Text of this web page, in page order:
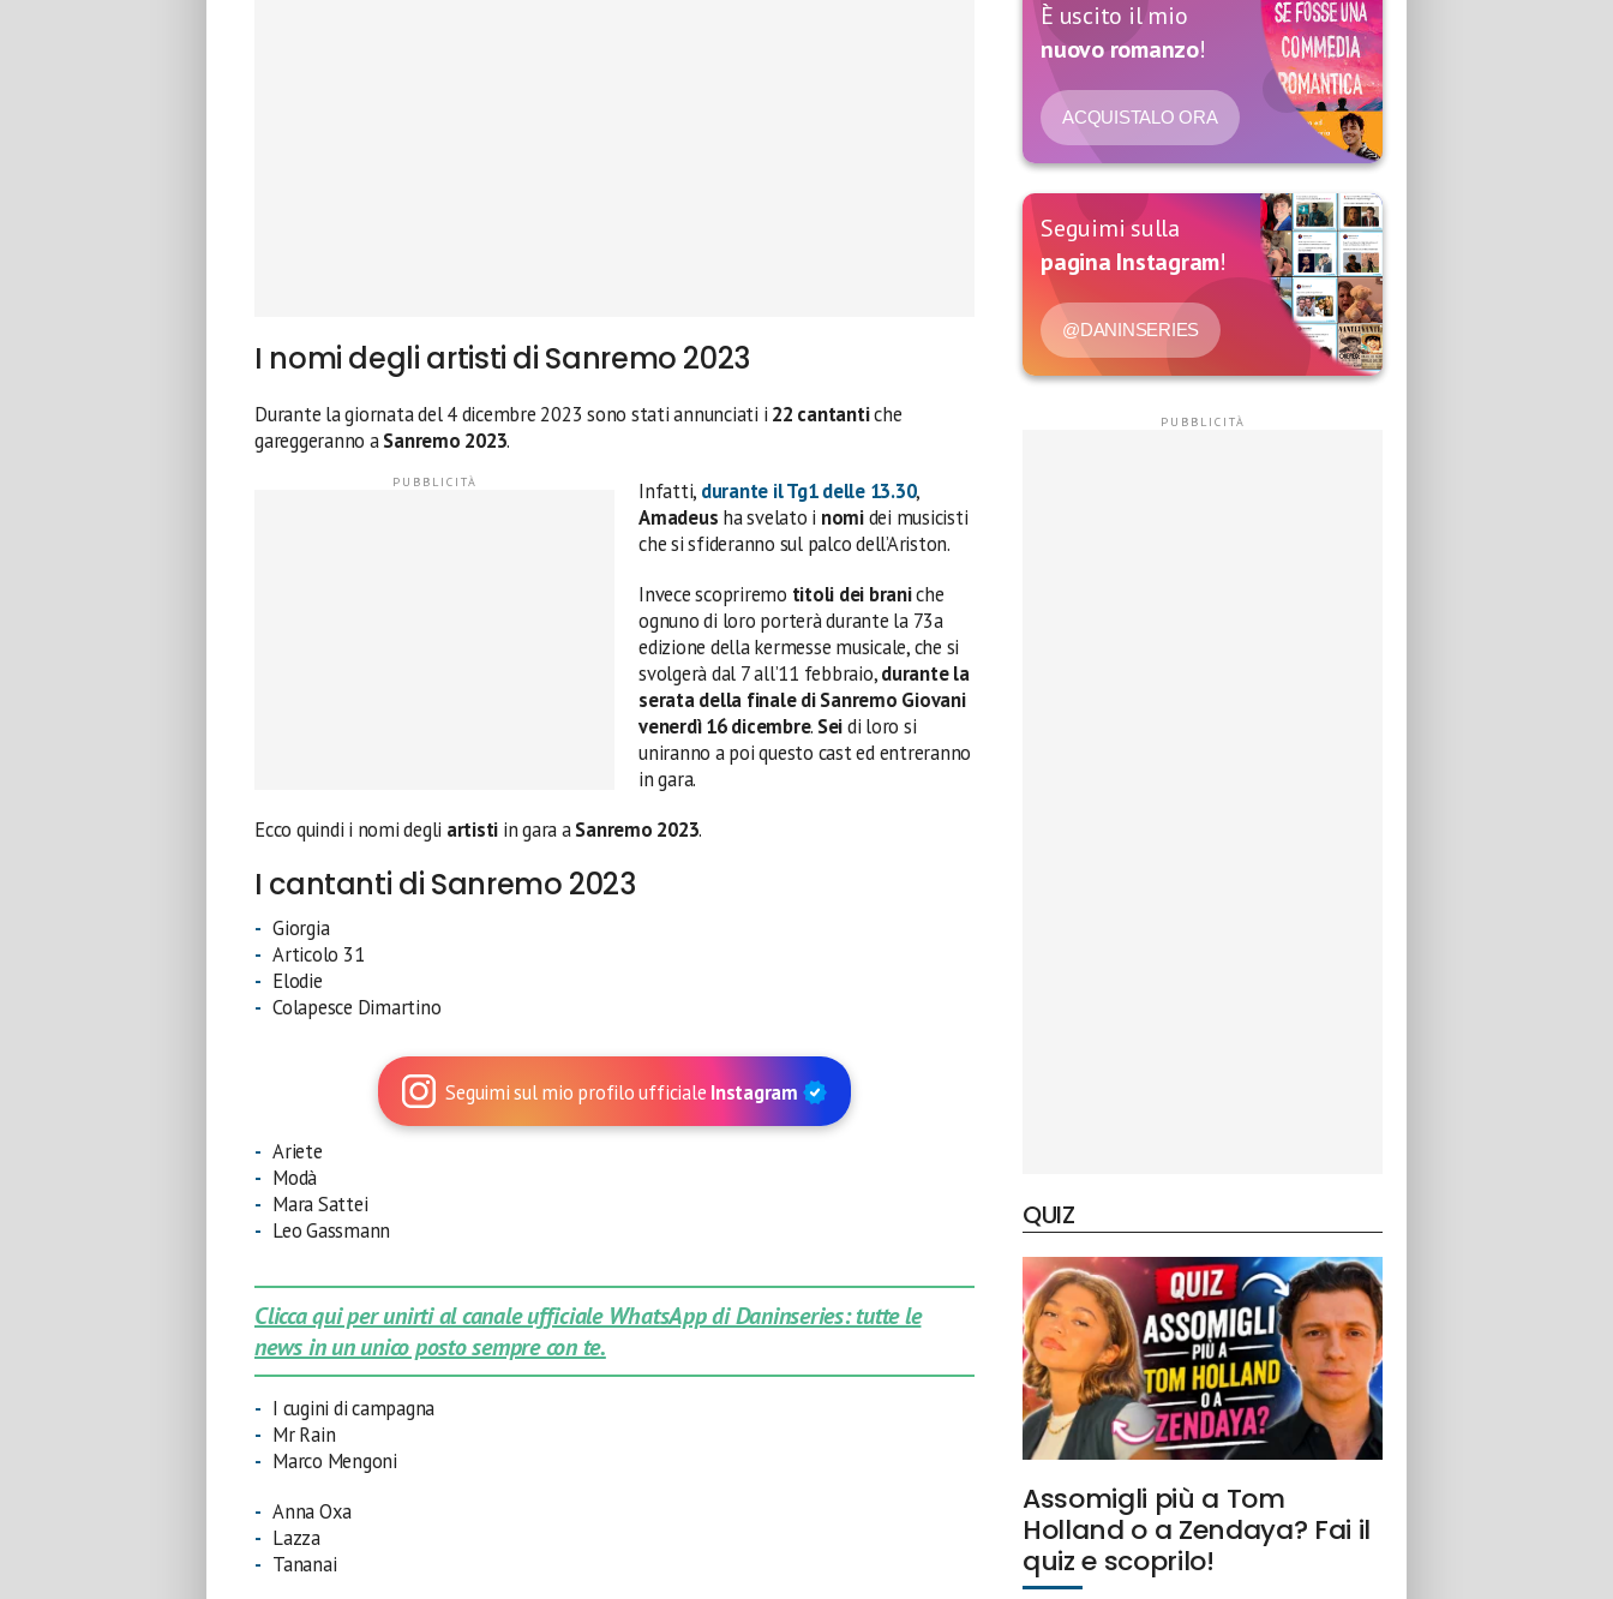
I nomi degli artisti di Sanremo 2023
Durante la giornata del 4 dicembre 2023 sono stati annunciati i 22 cantantiche
gareggeranno aSanremo 2023.
Infatti, durante il Tg1 delle 13.30,
Amadeus ha svelato i nomidei musicisti
che si sfideranno sul palco dell’Ariston.
Invece scopriremo titoli dei braniche
ognuno di loro porterà durante la 73a
edizione della kermesse musicale, che si
svolgerà dal 7 all’11 febbraio,durante la
serata della finale di Sanremo Giovani
venerdì 16 dicembre. Seidi loro si
uniranno a poi questo cast ed entreranno
in gara.
Ecco quindi i nomi degli artisti in gara aSanremo 2023.
I cantanti di Sanremo 2023
Giorgia
Articolo 31
Elodie
Colapesce Dimartino
Seguimi sul mio profilo ufficiale Instagram
Ariete
Modà
Mara Sattei
Leo Gassmann
Clicca qui per unirti al canale ufficiale WhatsApp di Daninseries: tutte le
news in un unico posto sempre con te.
I cugini di campagna
Mr Rain
Marco Mengoni
Anna Oxa
Lazza
Tananai
È uscito il mio
nuovo romanzo!
ACQUISTALO ORA
Seguimi sulla
pagina Instagram!
@DANINSERIES
QUIZ
Assomigli più a Tom
Holland o a Zendaya? Fai il
quiz e scoprilo!